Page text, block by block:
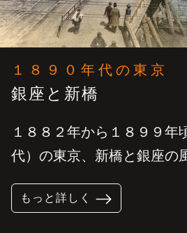
１８９０年代の東京
銀座と新橋
１８８２年から１８９９年
代）の東京、新橋と銀座の
もっと詳しく